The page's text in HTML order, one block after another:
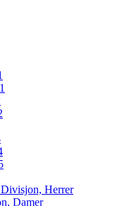
Herrer
Damer